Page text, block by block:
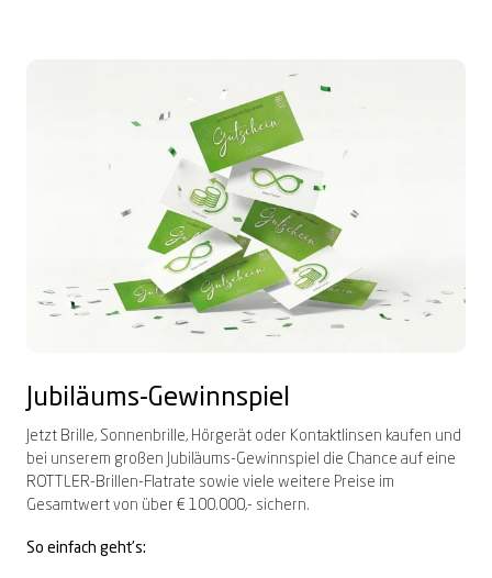
Jubiläums-Gewinnspiel
Jetzt Brille, Sonnenbrille, Hörgerät oder Kontaktlinsen kaufen und
bei unserem großen Jubiläums-Gewinnspiel die Chance auf eine
ROTTLER-Brillen-Flatrate sowie viele weitere Preise im
Gesamtwert von über € 100.000,- sichern.
So einfach geht's: